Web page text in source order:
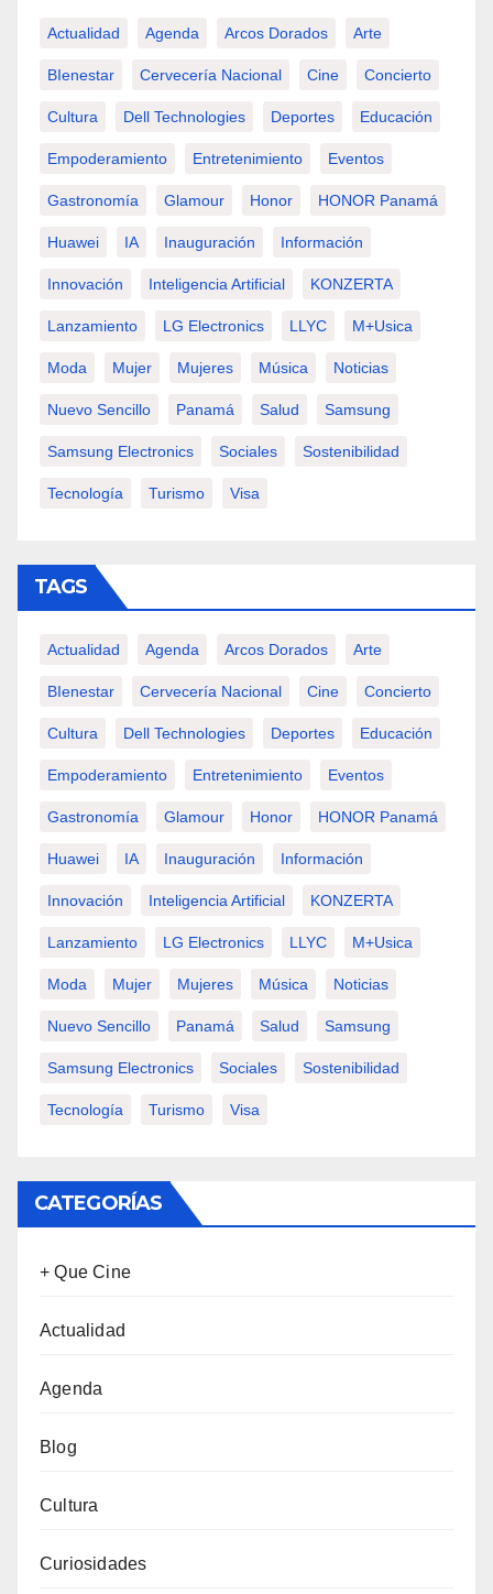
Actualidad Agenda Arcos Dorados Arte
BIenestar Cervecería Nacional Cine Concierto
Cultura Dell Technologies Deportes Educación
Empoderamiento Entretenimiento Eventos
Gastronomía Glamour Honor HONOR Panamá
Huawei IA Inauguración Información
Innovación Inteligencia Artificial KONZERTA
Lanzamiento LG Electronics LLYC M+usica
Moda Mujer Mujeres Música Noticias
Nuevo Sencillo Panamá Salud Samsung
Samsung Electronics Sociales Sostenibilidad
Tecnología Turismo Visa
TAGS
Actualidad Agenda Arcos Dorados Arte
BIenestar Cervecería Nacional Cine Concierto
Cultura Dell Technologies Deportes Educación
Empoderamiento Entretenimiento Eventos
Gastronomía Glamour Honor HONOR Panamá
Huawei IA Inauguración Información
Innovación Inteligencia Artificial KONZERTA
Lanzamiento LG Electronics LLYC M+usica
Moda Mujer Mujeres Música Noticias
Nuevo Sencillo Panamá Salud Samsung
Samsung Electronics Sociales Sostenibilidad
Tecnología Turismo Visa
CATEGORÍAS
+ Que Cine
Actualidad
Agenda
Blog
Cultura
Curiosidades